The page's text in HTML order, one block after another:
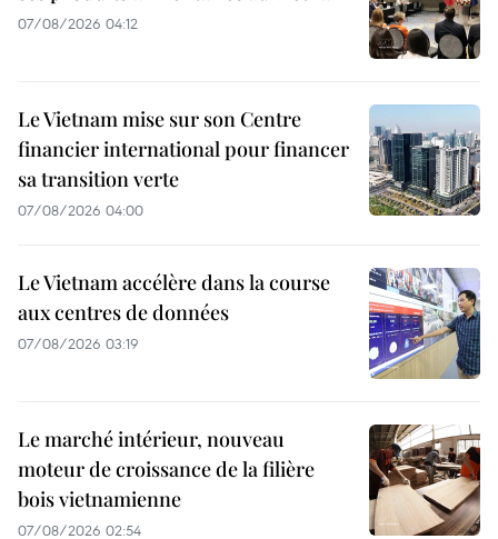
07/08/2026 04:12
Le Vietnam mise sur son Centre
financier international pour financer
sa transition verte
07/08/2026 04:00
Le Vietnam accélère dans la course
aux centres de données
07/08/2026 03:19
Le marché intérieur, nouveau
moteur de croissance de la filière
bois vietnamienne
07/08/2026 02:54